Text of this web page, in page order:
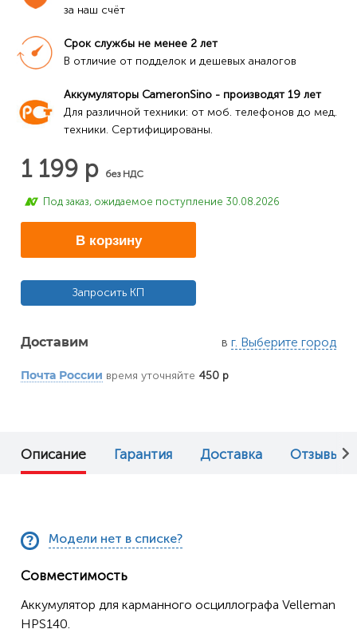
за наш счёт
Срок службы не менее 2 лет
В отличие от подделок и дешевых аналогов
Аккумуляторы CameronSino - производят 19 лет
Для различной техники: от моб. телефонов до мед.
техники. Сертифицированы.
1 199 р без НДС
Под заказ, ожидаемое поступление 30.08.2026
В корзину
Запросить КП
Доставим в г. Выберите город
Почта России время уточняйте 450 р
Описание Гарантия Доставка Отзывы (0)
Модели нет в списке?
Совместимость
Аккумулятор для карманного осциллографа Velleman
HPS140.